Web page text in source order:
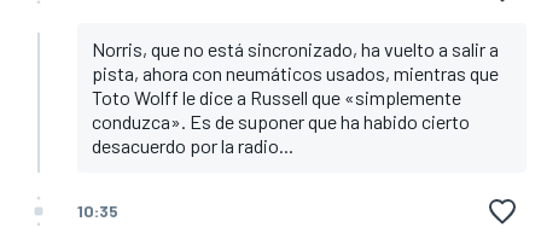
Norris, que no está sincronizado, ha vuelto a salir a
pista, ahora con neumáticos usados, mientras que
Toto Wolff le dice a Russell que «simplemente
conduzca». Es de suponer que ha habido cierto
desacuerdo por la radio...
10:35